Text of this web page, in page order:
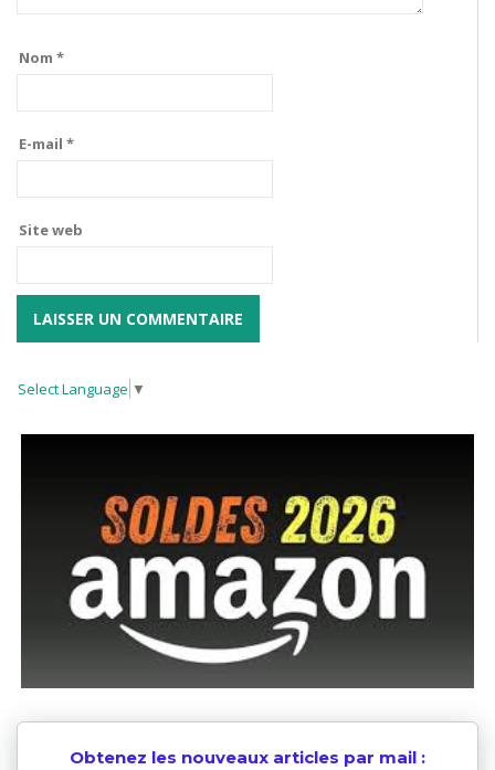
Nom *
E-mail *
Site web
Select Language ▼
Obtenez les nouveaux articles par mail :